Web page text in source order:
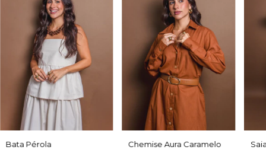
Bata Pérola Chemise Aura Caramelo